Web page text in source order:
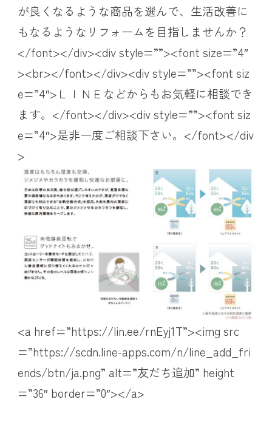
が良くなるような商品を選んで、生活改善に
もなるようなリフォームを目指しませんか？
</font></div><div style=””><font size=”4″
><br></font></div><div style=””><font siz
e=”4″>ＬＩＮＥなどからもお気軽に相談でき
ます。</font></div><div style=””><font siz
e=”4″>是非一度ご相談下さい。</font></div
>
<a href=”https://lin.ee/rnEyj1T”><img src
=”https://scdn.line-apps.com/n/line_add_fri
ends/btn/ja.png” alt=”友だち追加” height
=”36″ border=”0″></a>